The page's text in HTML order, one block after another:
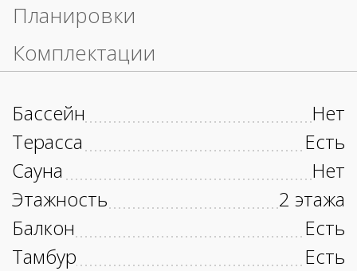
Планировки
Комплектации
Бассейн
Нет
Терасса
Есть
Сауна
Нет
Этажность
2 этажа
Балкон
Есть
Тамбур
Есть